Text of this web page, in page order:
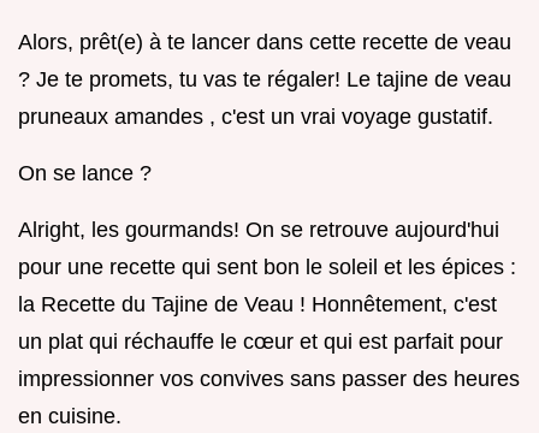
Alors, prêt(e) à te lancer dans cette recette de veau
? Je te promets, tu vas te régaler! Le tajine de veau
pruneaux amandes , c'est un vrai voyage gustatif.
On se lance ?
Alright, les gourmands! On se retrouve aujourd'hui
pour une recette qui sent bon le soleil et les épices :
la Recette du Tajine de Veau ! Honnêtement, c'est
un plat qui réchauffe le cœur et qui est parfait pour
impressionner vos convives sans passer des heures
en cuisine.